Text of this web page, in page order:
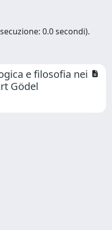
0.0 secondi).
e filosofia nei
Gödel